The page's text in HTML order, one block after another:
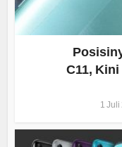
C11,
1 Juli